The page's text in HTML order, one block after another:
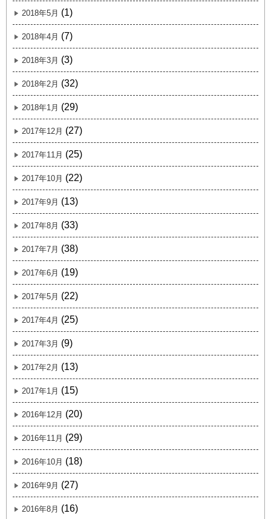
2018年5月 (1)
2018年4月 (7)
2018年3月 (3)
2018年2月 (32)
2018年1月 (29)
2017年12月 (27)
2017年11月 (25)
2017年10月 (22)
2017年9月 (13)
2017年8月 (33)
2017年7月 (38)
2017年6月 (19)
2017年5月 (22)
2017年4月 (25)
2017年3月 (9)
2017年2月 (13)
2017年1月 (15)
2016年12月 (20)
2016年11月 (29)
2016年10月 (18)
2016年9月 (27)
2016年8月 (16)